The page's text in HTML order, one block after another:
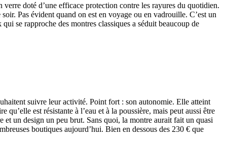
doté d’une efficace protection contre les rayures du quotidien.
Pas évident quand on est en voyage ou en vadrouille. C’est un
se rapproche des montres classiques a séduit beaucoup de
suivre leur activité. Point fort : son autonomie. Elle atteint
est résistante à l’eau et à la poussière, mais peut aussi être
et un design un peu brut. Sans quoi, la montre aurait fait un quasi
boutiques aujourd’hui. Bien en dessous des 230 € que